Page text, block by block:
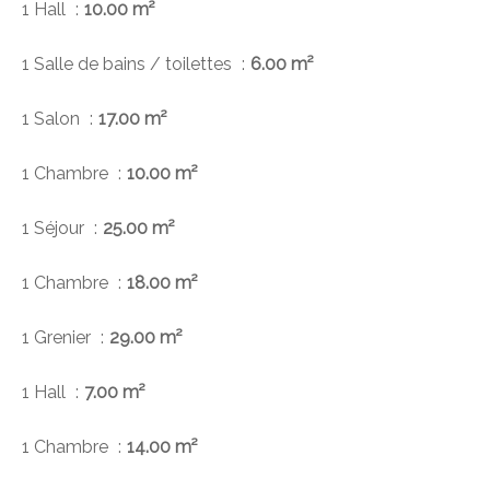
1 Hall 10.00 m²
1 Salle de bains / toilettes 6.00 m²
1 Salon 17.00 m²
1 Chambre 10.00 m²
1 Séjour 25.00 m²
1 Chambre 18.00 m²
1 Grenier 29.00 m²
1 Hall 7.00 m²
1 Chambre 14.00 m²